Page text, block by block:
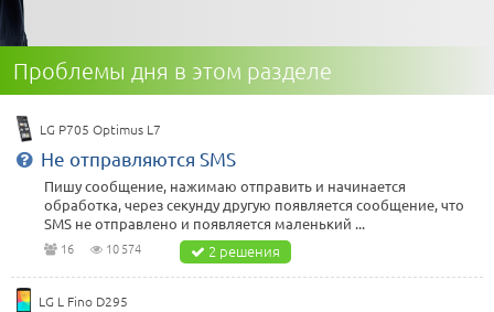
Проблемы дня в этом разделе
LG P705 Optimus L7
Не отправляются SMS
Пишу сообщение, нажимаю отправить и начинается
обработка, через секунду другую появляется сообщение, что
SMS не отправлено и появляется маленький ...
16 10 574 2 решения
LG L Fino D295